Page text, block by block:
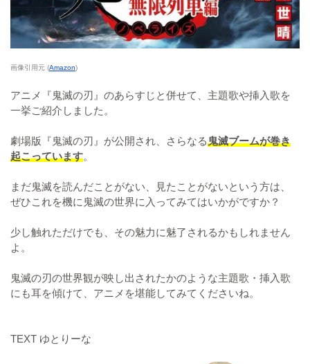
画像引用元 (Amazon)
アニメ『鬼滅の刃』のあらすじと併せて、主題歌や挿入歌を
一挙ご紹介しました。
劇場版『鬼滅の刃』が公開され、さらなる鬼滅ブームが巻き
起こっています。
まだ鬼滅を読んだことがない、見たことがないという方は、
ぜひこれを機に鬼滅の世界に入ってみてはいかがですか？
少し触れただけでも、その魅力に魅了されるかもしれません
よ。
鬼滅の刃の世界観が映し出されたかのような主題歌・挿入歌
にも耳を傾けて、アニメを堪能してみてくださいね。
TEXT ゆとりーな